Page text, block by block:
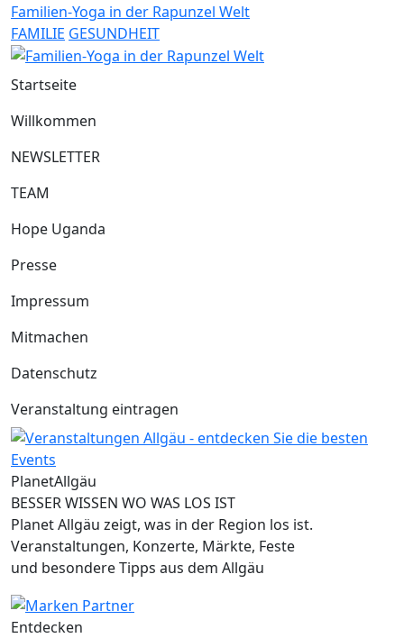
Familien-Yoga in der Rapunzel Welt
FAMILIE GESUNDHEIT
Startseite
Willkommen
NEWSLETTER
TEAM
Hope Uganda
Presse
Impressum
Mitmachen
Datenschutz
Veranstaltung eintragen
PlanetAllgäu
BESSER WISSEN WO WAS LOS IST
Planet Allgäu zeigt, was in der Region los ist.
Veranstaltungen, Konzerte, Märkte, Feste
und besondere Tipps aus dem Allgäu
Entdecken